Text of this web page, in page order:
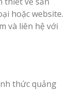
hoặc website.
và liên hệ với
thức quảng